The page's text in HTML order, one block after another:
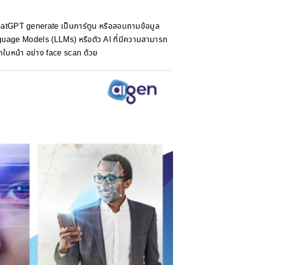
generate เป็นการ์ตูน หรือสอบถามข้อมูล
Models (LLMs) หรือตัว AI ที่มีความสามารถ
หน้า อย่าง face scan ด้วย